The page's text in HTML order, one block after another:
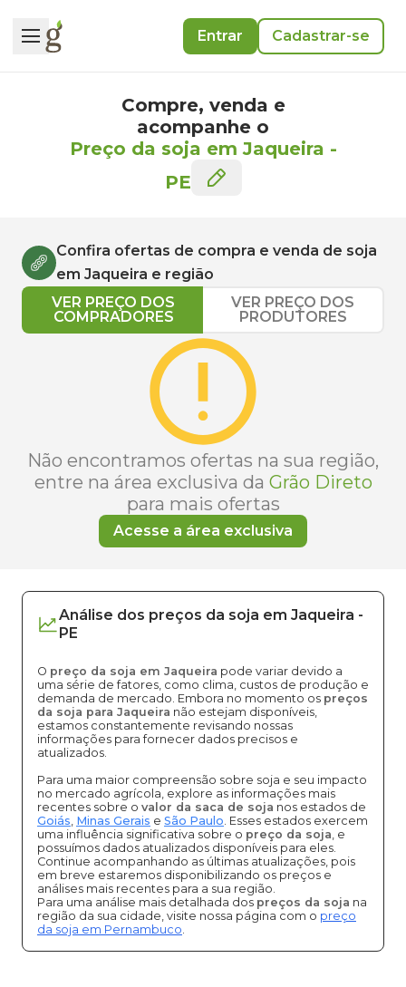
Entrar Cadastrar-se
Compre, venda e
acompanhe o
Preço da soja em Jaqueira -
PE
Confira ofertas de compra e venda de soja
em Jaqueira e região
VER PREÇO DOS
COMPRADORES
VER PREÇO DOS
PRODUTORES
Não encontramos ofertas na sua região,
entre na área exclusiva da Grão Direto
para mais ofertas
Acesse a área exclusiva
Análise dos preços da soja em Jaqueira -
PE
O preço da soja em Jaqueira pode variar devido a
uma série de fatores, como clima, custos de produção e
demanda de mercado. Embora no momento os preços
da soja para Jaqueira não estejam disponíveis,
estamos constantemente revisando nossas
informações para fornecer dados precisos e
atualizados.
Para uma maior compreensão sobre soja e seu impacto
no mercado agrícola, explore as informações mais
recentes sobre o valor da saca de soja nos estados de
Goiás, Minas Gerais e São Paulo. Esses estados exercem
uma influência significativa sobre o preço da soja, e
possuímos dados atualizados disponíveis para eles.
Continue acompanhando as últimas atualizações, pois
em breve estaremos disponibilizando os preços e
análises mais recentes para a sua região.
Para uma análise mais detalhada dos preços da soja na
região da sua cidade, visite nossa página com o preço
da soja em Pernambuco.